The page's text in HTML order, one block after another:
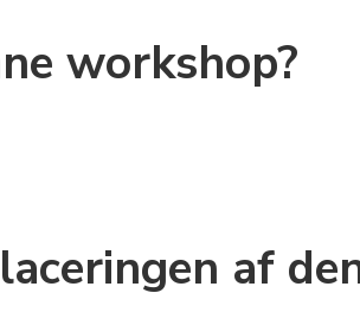
workshop?
af